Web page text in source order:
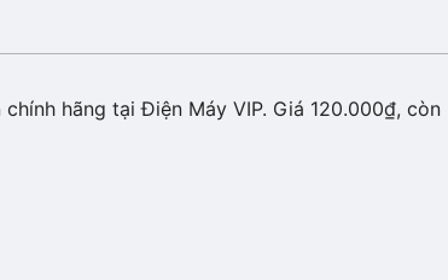
hãng tại Điện Máy VIP. Giá 120.000₫,